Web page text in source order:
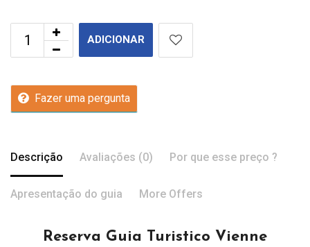
ADICIONAR
Fazer uma pergunta
Descrição Avaliações (0) Por que esse preço ?
Apresentação do guia More Offers
Reserva Guia Turistico Vienne